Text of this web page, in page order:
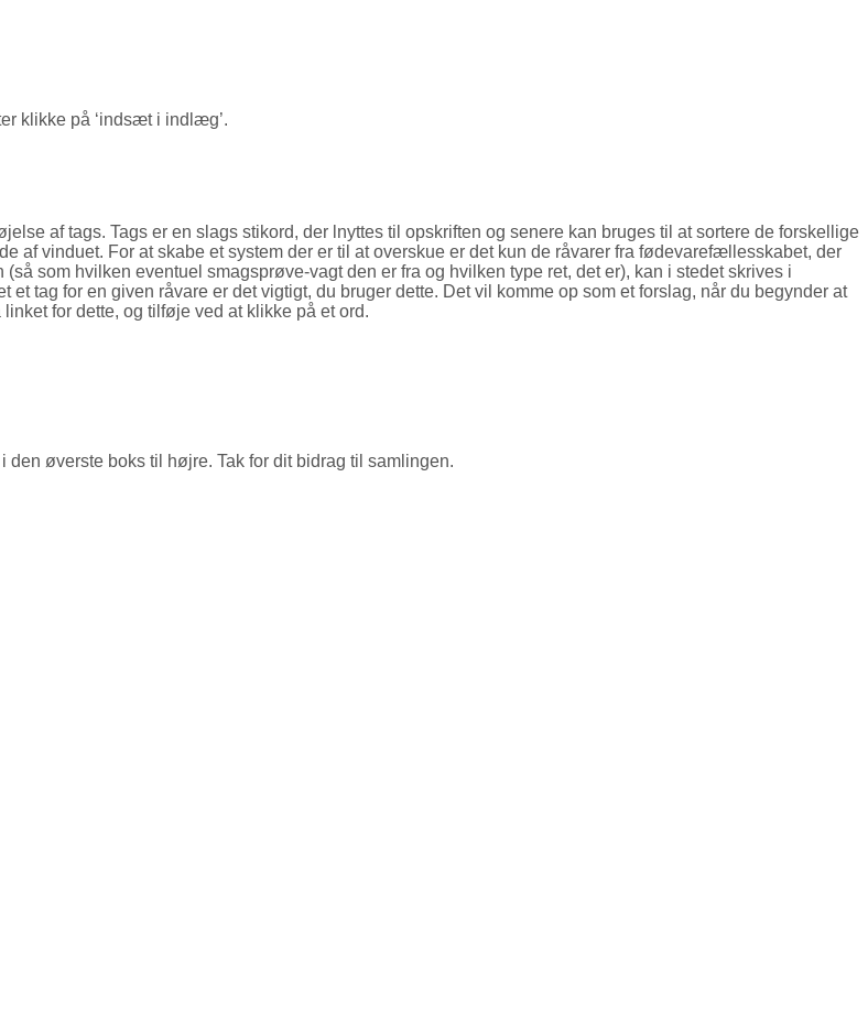
klikke på ‘indsæt i indlæg’.
af tags. Tags er en slags stikord, der lnyttes til opskriften og senere kan bruges til at sortere de forskellige
af vinduet. For at skabe et system der er til at overskue er det kun de råvarer fra fødevarefællesskabet, der
som hvilken eventuel smagsprøve-vagt den er fra og hvilken type ret, det er), kan i stedet skrives i
tag for en given råvare er det vigtigt, du bruger dette. Det vil komme op som et forslag, når du begynder at
for dette, og tilføje ved at klikke på et ord.
øverste boks til højre. Tak for dit bidrag til samlingen.